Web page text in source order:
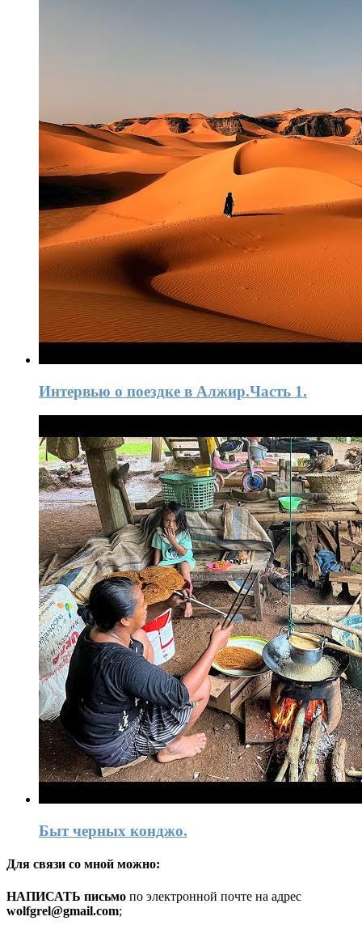
Интервью o поездке в Алжир.Часть 1.
Быт черных конджо.
Для связи со мной можно:
HАПИСАТЬ письмо по электронной почте на адрес
wolfgrel@gmail.com;